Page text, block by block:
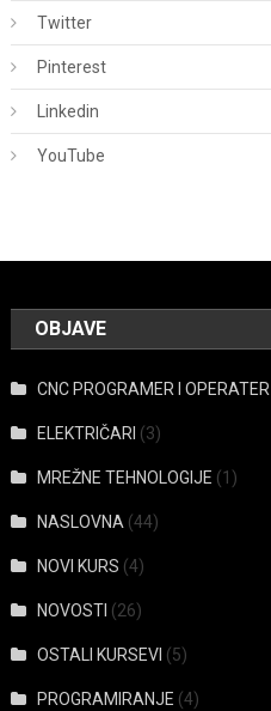
Twitter
Pinterest
Linkedin
YouTube
OBJAVE
CNC PROGRAMER I OPERATER
ELEKTRIČARI (3)
MREŽNE TEHNOLOGIJE (1)
NASLOVNA (44)
NOVI KURS (4)
NOVOSTI (26)
OSTALI KURSEVI (5)
PROGRAMIRANJE (4)